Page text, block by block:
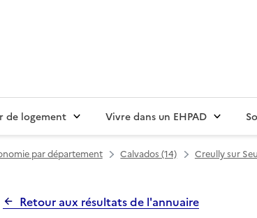
de logement Vivre dans un EHPAD
par département Calvados (14) Creully sur
Retour aux résultats de l'annuaire